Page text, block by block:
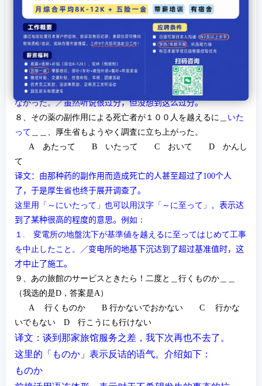
这里的「～とは想像だにしなかった」是惯用句型，表示
项
情况根本没有想到。本句型也可以
成「～とは思ってもみなか
った」。例如：
１．奇遇だね。こんな所で君に会えるとは思ってもみなかった
よ。／真凑巧啊，我连想都没想到会在 地方见到你。
２．ひどいとは聞いていたが、こんなにひどいとは想像だにし
なかった。／虽然听说很过分，但没想到这么过分。
８、その薬の副作用による死亡者が１００人を越えるに＿ いた
って ＿＿、厚生省もようやく調査に立ち上がった。
A あたって B いたって C おいて D かんし
て
译文：由那种药的副作用而造成死亡的人甚至超过了100个人
了，于是厚生省也终于展开调查了。
这里用
「～にいたって」 也可以用汉字 「～に至って」。 表示达
到了某种很高的程度的意思。 例如：
１ . 変電所の地盤沈下が基準値を越えるに至ってはじめて工事
を中止したこと。
／变电所的地基下沉达到了超过基准值时，这
才中止了施工。
９、あの旅館のサービスときたら！二度と＿行くものか＿＿
（我选的是D ，答案是A）
A
行くものか B 行かないでおかない C
行かな
いでもない D 行こうにも行けない
译文 ： 谈到 那家旅馆服务之差，我下次再也不去了。
这里的「ものか」表示反诘的语气。介绍如下：
ものか